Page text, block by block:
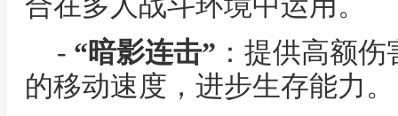
- “暗影连击” ：提供高额
的移动速度，进步生存能力。